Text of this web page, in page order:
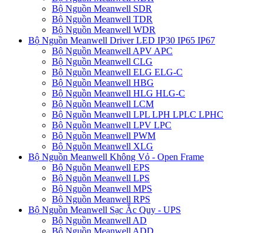
Bộ Nguồn Meanwell SDR
Bộ Nguồn Meanwell TDR
Bộ Nguồn Meanwell WDR
Bộ Nguồn Meanwell Driver LED IP30 IP65 IP67
Bộ Nguồn Meanwell APV APC
Bộ Nguồn Meanwell CLG
Bộ Nguồn Meanwell ELG ELG-C
Bộ Nguồn Meanwell HBG
Bộ Nguồn Meanwell HLG HLG-C
Bộ Nguồn Meanwell LCM
Bộ Nguồn Meanwell LPL LPH LPLC LPHC
Bộ Nguồn Meanwell LPV LPC
Bộ Nguồn Meanwell PWM
Bộ Nguồn Meanwell XLG
Bộ Nguồn Meanwell Không Vỏ - Open Frame
Bộ Nguồn Meanwell EPS
Bộ Nguồn Meanwell LPS
Bộ Nguồn Meanwell MPS
Bộ Nguồn Meanwell RPS
Bộ Nguồn Meanwell Sạc Ắc Quy - UPS
Bộ Nguồn Meanwell AD
Bộ Nguồn Meanwell ADD